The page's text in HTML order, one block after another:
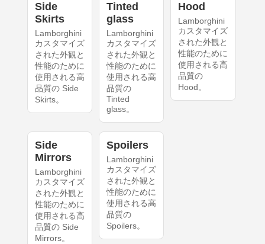
Side
Skirts
Lamborghini
カスタマイズ
された外観と
性能のために
使用される高
品質の Side
Skirts。
Tinted
glass
Lamborghini
カスタマイズ
された外観と
性能のために
使用される高
品質の
Tinted
glass。
Hood
Lamborghini
カスタマイズ
された外観と
性能のために
使用される高
品質の
Hood。
Side
Mirrors
Lamborghini
カスタマイズ
された外観と
性能のために
使用される高
品質の Side
Mirrors。
Spoilers
Lamborghini
カスタマイズ
された外観と
性能のために
使用される高
品質の
Spoilers。